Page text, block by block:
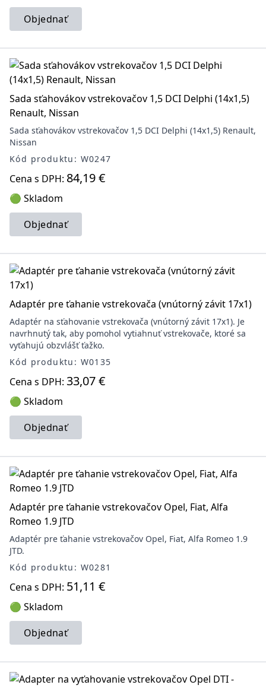
Objednať
Sada sťahovákov vstrekovačov 1,5 DCI Delphi (14x1,5)
Renault, Nissan
Sada sťahovákov vstrekovačov 1,5 DCI Delphi (14x1,5) Renault,
Nissan
Kód produktu: W0247
Cena s DPH: 84,19 €
🟢 Skladom
Objednať
Adaptér pre ťahanie vstrekovača (vnútorný závit 17x1)
Adaptér na sťahovanie vstrekovača (vnútorný závit 17x1). Je
navrhnutý tak, aby pomohol vytiahnuť vstrekovače, ktoré sa
vyťahujú obzvlášť ťažko.
Kód produktu: W0135
Cena s DPH: 33,07 €
🟢 Skladom
Objednať
Adaptér pre ťahanie vstrekovačov Opel, Fiat, Alfa
Romeo 1.9 JTD
Adaptér pre ťahanie vstrekovačov Opel, Fiat, Alfa Romeo 1.9
JTD.
Kód produktu: W0281
Cena s DPH: 51,11 €
🟢 Skladom
Objednať